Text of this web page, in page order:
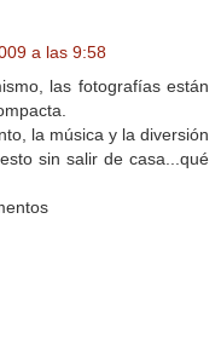
a las 9:58
las fotografías están
la música y la diversión
sin salir de casa...qué